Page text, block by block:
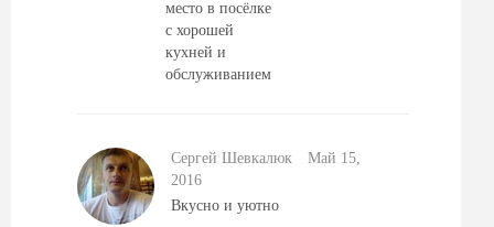
место в посёлке
с хорошей
кухней и
обслуживанием
Сергей Шевкалюк
Май 15,
2016
Вкусно и уютно